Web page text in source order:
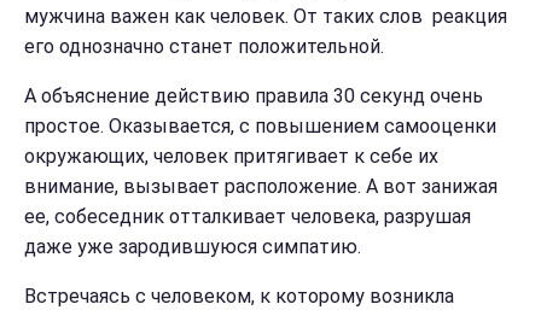
мужчина важен как человек. От таких слов реакция
его однозначно станет положительной.
А объяснение действию правила 30 секунд очень
простое. Оказывается, с повышением самооценки
окружающих, человек притягивает к себе их
внимание, вызывает расположение. А вот занижая
ее, собеседник отталкивает человека, разрушая
даже уже зародившуюся симпатию.
Встречаясь с человеком, к которому возникла